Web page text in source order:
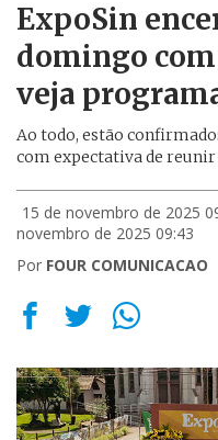
ExpoSin
domingo
veja
Ao todo, estão
com expectativa de reunir
15 de novembro de 2025
novembro de 2025 09:43
Por FOUR COMUNICACAO